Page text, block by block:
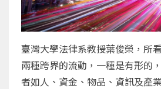
臺灣大學法律系教授葉俊榮，所
兩種跨界的流動，一種是有形的
者如人、資金、物品、資訊及產